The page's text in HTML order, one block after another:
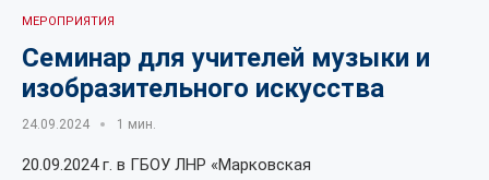
МЕРОПРИЯТИЯ
Семинар для учителей музыки и
изобразительного искусства
24.09.2024 1 мин.
20.09.2024 г. в ГБОУ ЛНР «Марковская